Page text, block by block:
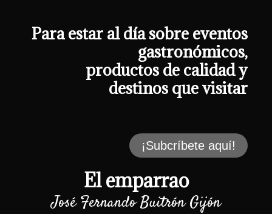
contenidoPara estar al día sobre eventos
gastronómicos,
productos de calidad y
destinos que visitar
¡Subcríbete aquí!
El emparrao
José Fernando Buitrón Gijón